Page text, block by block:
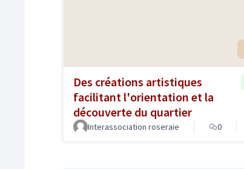
Des créations artistiques
facilitant l'orientation et la
découverte du quartier
Interassociation roseraie 0